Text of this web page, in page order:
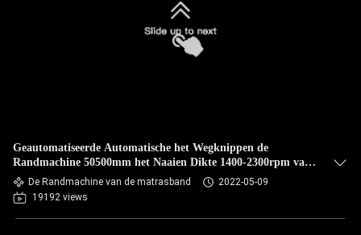
Geautomatiseerde Automatische het Wegknippen de
Randmachine 50500mm het Naaien Dikte 1400-2300rpm van
de Matrasband
De Randmachine van de matrasband
2022-05-09
19192 views